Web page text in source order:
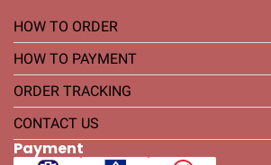
HOW TO ORDER
HOW TO PAYMENT
ORDER TRACKING
CONTACT US
Payment